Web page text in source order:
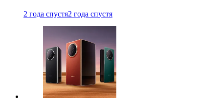
2 года спустя2 года спустя